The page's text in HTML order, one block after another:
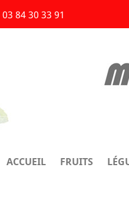
03 84 30 33 91
ACCUEIL FRUITS